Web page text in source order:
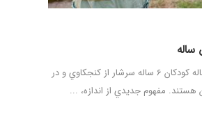
رشد کودک شش ساله كودكان 6 ساله سرشار از كنجكاوي و در
هستند. مفهوم جديدي از اندازه، ...